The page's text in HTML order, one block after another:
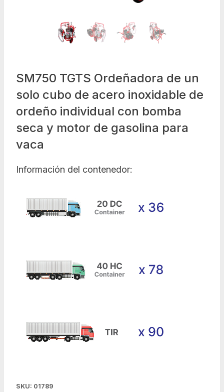
SM750 TGTS Ordeñadora de un
solo cubo de acero inoxidable de
ordeño individual con bomba
seca y motor de gasolina para
vaca
Información del contenedor:
SKU: 01789